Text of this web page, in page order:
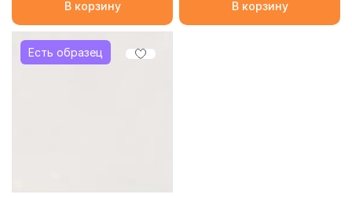
В корзину В корзину
Есть образец